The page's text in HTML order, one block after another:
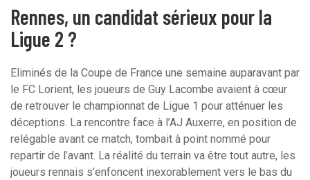
Rennes, un candidat sérieux pour la
Ligue 2 ?
Eliminés de la Coupe de France une semaine auparavant par
le FC Lorient, les joueurs de Guy Lacombe avaient à cœur
de retrouver le championnat de Ligue 1 pour atténuer les
déceptions. La rencontre face à l’AJ Auxerre, en position de
relégable avant ce match, tombait à point nommé pour
repartir de l’avant. La réalité du terrain va être tout autre, les
joueurs rennais s’enfoncent inexorablement vers le bas du